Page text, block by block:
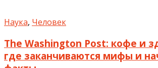
Наука, Человек
The Washington Post: кофе и
где заканчиваются мифы и